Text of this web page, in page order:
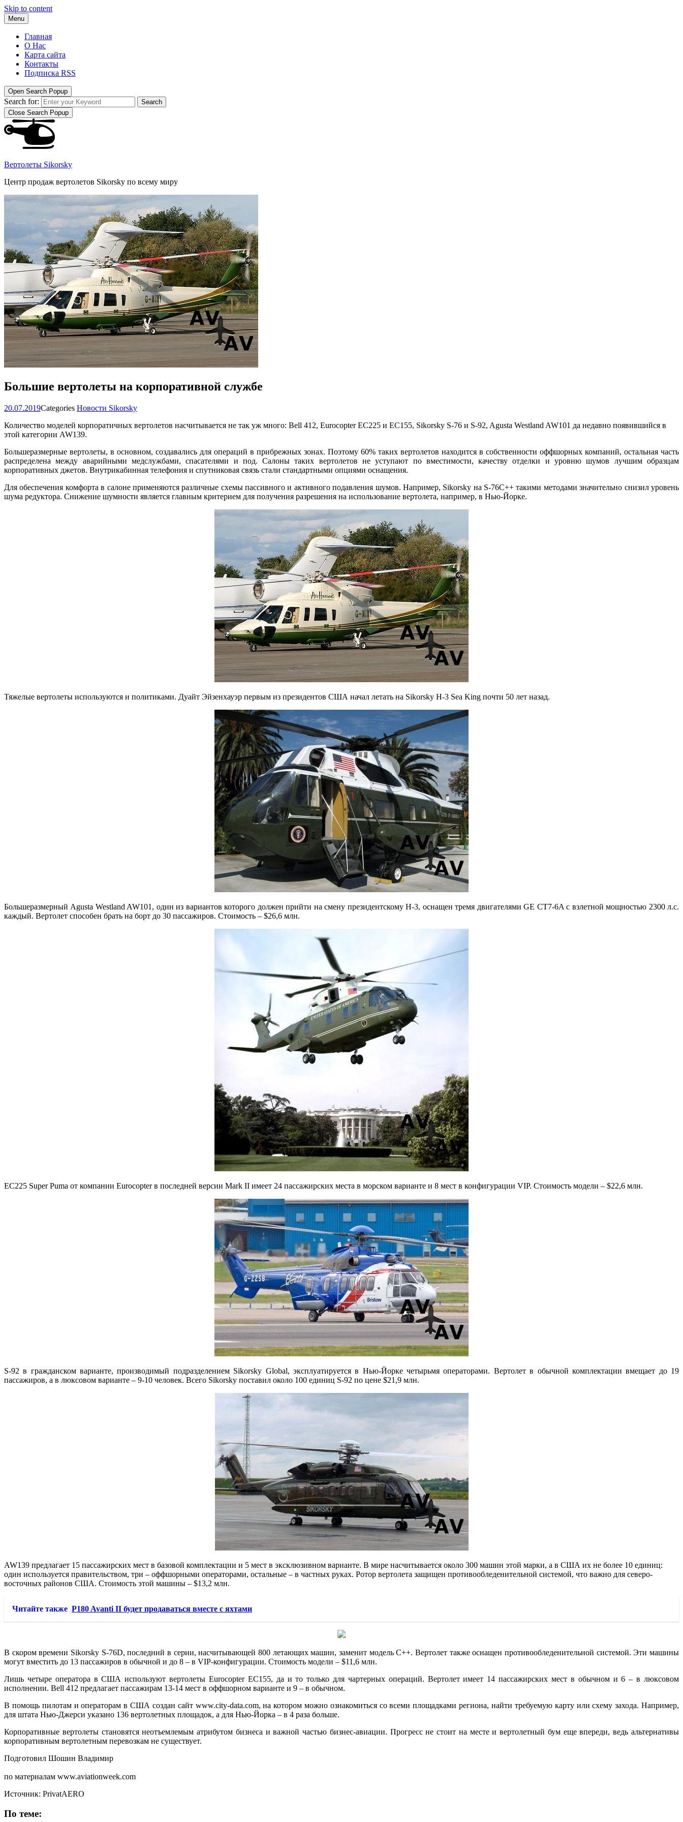
Skip to content
Menu
Главная
О Нас
Карта сайта
Контакты
Подписка RSS
Open Search Popup
Search for:
Search
Close Search Popup
Вертолеты Sikorsky
Центр продаж вертолетов Sikorsky по всему миру
Большие вертолеты на корпоративной службе
20.07.2019Categories Новости Sikorsky
Количество моделей корпоратичных вертолетов насчитывается не так уж много: Bell 412, Eurocopter EC225 и EC155, Sikorsky S-76 и S-92, Agusta Westland AW101 да недавно появившийся в
этой категории AW139.
Большеразмерные вертолеты, в основном, создавались для операций в прибрежных зонах. Поэтому 60% таких вертолетов находится в собственности оффшорных компаний, остальная часть
распределена между аварийными медслужбами, спасателями и под. Салоны таких вертолетов не уступают по вместимости, качеству отделки и уровню шумов лучшим образцам
корпоративных джетов. Внутрикабинная телефония и спутниковая связь стали стандартными опциями оснащения.
Для обеспечения комфорта в салоне применяются различные схемы пассивного и активного подавления шумов. Например, Sikorsky на S-76C++ такими методами значительно снизил уровень
шума редуктора. Снижение шумности является главным критерием для получения разрешения на использование вертолета, например, в Нью-Йорке.
Тяжелые вертолеты используются и политиками. Дуайт Эйзенхауэр первым из президентов США начал летать на Sikorsky H-3 Sea King почти 50 лет назад.
Большеразмерный Agusta Westland AW101, один из вариантов которого должен прийти на смену президентскому H-3, оснащен тремя двигателями GE CT7-6A c взлетной мощностью 2300 л.с.
каждый. Вертолет способен брать на борт до 30 пассажиров. Стоимость – $26,6 млн.
ЕС225 Super Puma от компании Eurocopter в последней версии Mark II имеет 24 пассажирских места в морском варианте и 8 мест в конфигурации VIP. Стоимость модели – $22,6 млн.
S-92 в гражданском варианте, производимый подразделением Sikorsky Global, эксплуатируется в Нью-Йорке четырьмя операторами. Вертолет в обычной комплектации вмещает до 19
пассажиров, а в люксовом варианте – 9-10 человек. Всего Sikorsky поставил около 100 единиц S-92 по цене $21,9 млн.
AW139 предлагает 15 пассажирских мест в базовой комплектации и 5 мест в эксклюзивном варианте. В мире насчитывается около 300 машин этой марки, а в США их не более 10 единиц:
один используется правительством, три – оффшорными операторами, остальные – в частных руках. Ротор вертолета защищен противообледенительной системой, что важно для северо-
восточных районов США. Стоимость этой машины – $13,2 млн.
Читайте также P180 Avanti II будет продаваться вместе с яхтами
В скором времени Sikorsky S-76D, последний в серии, насчитывающей 800 летающих машин, заменит модель С++. Вертолет также оснащен противообледенительной системой. Эти машины
могут вместить до 13 пассажиров в обычной и до 8 – в VIP-конфигурации. Стоимость модели – $11,6 млн.
Лишь четыре оператора в США используют вертолеты Eurocopter EC155, да и то только для чартерных операций. Вертолет имеет 14 пассажирских мест в обычном и 6 – в люксовом
исполнении. Bell 412 предлагает пассажирам 13-14 мест в оффшорном варианте и 9 – в обычном.
В помощь пилотам и операторам в США создан сайт www.city-data.com, на котором можно ознакомиться со всеми площадками региона, найти требуемую карту или схему захода. Например,
для штата Нью-Джерси указано 136 вертолетных площадок, а для Нью-Йорка – в 4 раза больше.
Корпоративные вертолеты становятся неотъемлемым атрибутом бизнеса и важной частью бизнес-авиации. Прогресс не стоит на месте и вертолетный бум еще впереди, ведь альтернативы
корпоративным вертолетным перевозкам не существует.
Подготовил Шошин Владимир
по материалам www.aviationweek.com
Источник: PrivatAERO
По теме: